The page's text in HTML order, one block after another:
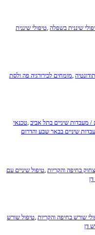
בשפלה,טיפולי שיננית
,מומחים לכירורגיה פה ולסת
שיניים בתל אביב,טכנאי
בבאר שבע והדרום
והקריות,טיפול שיניים עם
בחיפה והקריות,טיפול שורש